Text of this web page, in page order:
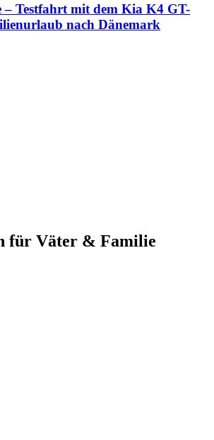
– Testfahrt mit dem Kia K4 GT-
nach Dänemark
für Väter & Familie